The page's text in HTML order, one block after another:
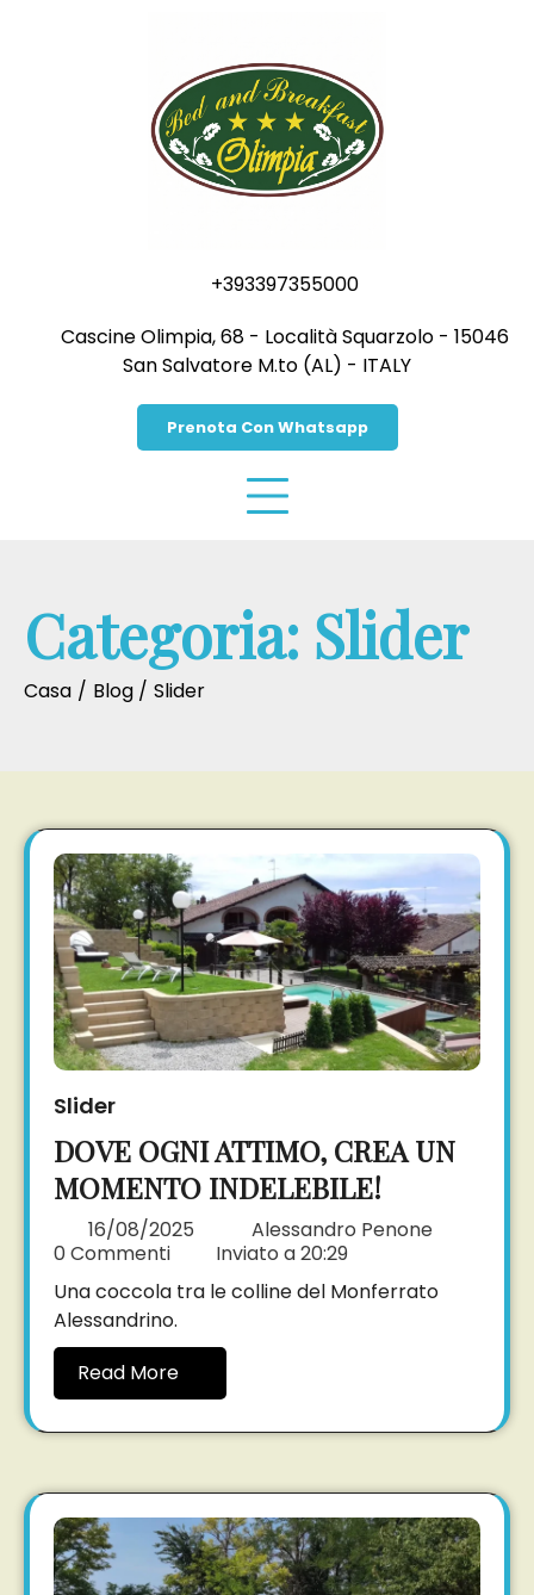
+393397355000
Cascine Olimpia, 68 - Località Squarzolo - 15046
San Salvatore M.to (AL) - ITALY
Prenota Con Whatsapp
Categoria: Slider
Casa Blog Slider
Slider
DOVE OGNI ATTIMO, CREA UN
MOMENTO INDELEBILE!
16/08/2025
Alessandro Penone
0 Commenti
Inviato a20:29
Una coccola tra le colline del Monferrato
Alessandrino.
Read More